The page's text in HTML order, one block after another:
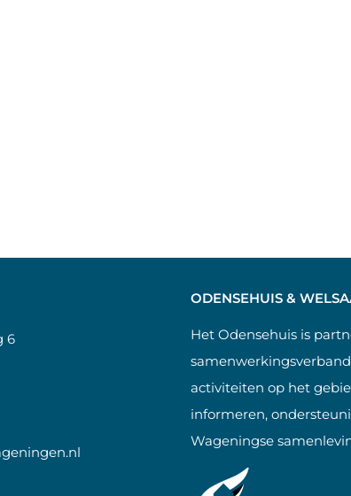
6
ODENSEHUIS &
Het Odensehuis is
activiteiten op het
informeren,
Wageningse